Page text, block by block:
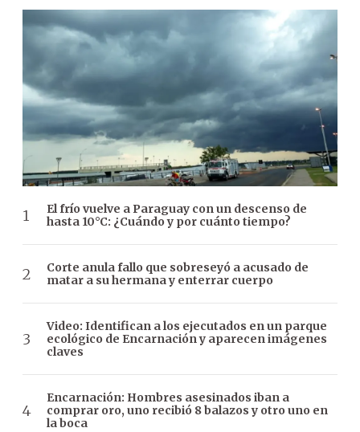
El frío vuelve a Paraguay con un descenso de
hasta 10°C: ¿Cuándo y por cuánto tiempo?
Corte anula fallo que sobreseyó a acusado de
matar a su hermana y enterrar cuerpo
Video: Identifican a los ejecutados en un parque
ecológico de Encarnación y aparecen imágenes
claves
Encarnación: Hombres asesinados iban a
comprar oro, uno recibió 8 balazos y otro uno en
la boca